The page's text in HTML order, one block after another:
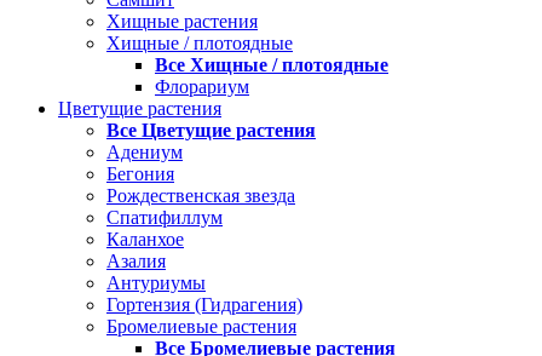
Хищные растения
Хищные / плотоядные
Все Хищные / плотоядные
Флорариум
Цветущие растения
Все Цветущие растения
Адениум
Бегония
Рождественская звезда
Спатифиллум
Каланхое
Азалия
Антуриумы
Гортензия (Гидрагения)
Бромелиевые растения
Все Бромелиевые растения